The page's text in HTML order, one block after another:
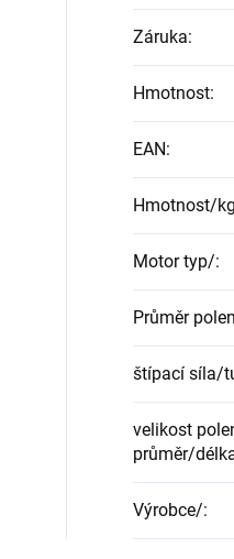
Záruka:
Hmotnost:
EAN:
Hmotnost/kg
Motor typ/:
Průměr
štípací síla/
velikost
průměr/
Výrobce/: